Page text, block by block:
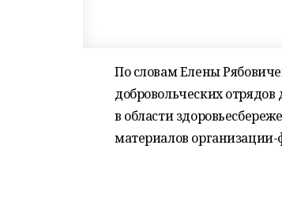
По словам Елены
добровольческих
в области
материалов